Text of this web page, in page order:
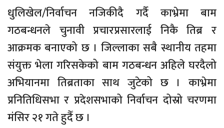
धुलिखेल/निर्वाचन नजिकीदै गर्दै काभ्रेमा बाम
गठबन्धनले चुनावी प्रचारप्रसारलाई निकै तिब्र र
आक्रमक बनाएको छ । जिल्लाका सबै स्थानीय तहमा
संयुक्त भेला गरिसकेको बाम गठबन्धन अहिले घरदैलो
अभियानमा तिब्रताका साथ जुटेको छ । काभ्रेमा
प्रनितिधिसभा र प्रदेशसभाको निर्वाचन दोस्रो चरणमा
मंसिर २१ गते हुदैँ छ ।